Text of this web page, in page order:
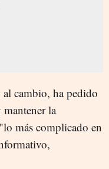
al cambio, ha pedido
la
más complicado en